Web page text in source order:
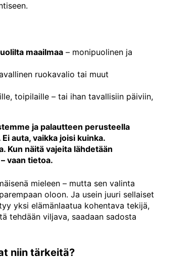
maailmaa– monipuolinen ja
ruokavalio tai muut
toipilaille – tai ihan tavallisiin päiviin,
ja palautteen perusteella
auta, vaikka joisi kuinka.
Kun näitä vajeita lähdetään
vaan tietoa.
mieleen – mutta sen valinta
oloon. Ja usein juuri sellaiset
yksi elämänlaatua kohentava tekijä,
tehdään viljava, saadaan sadosta
niin tärkeitä?